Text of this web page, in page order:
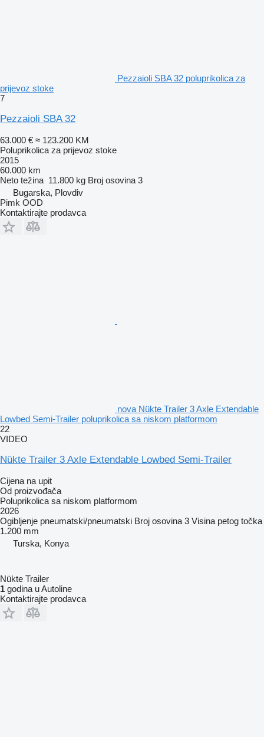
Pezzaioli SBA 32 poluprikolica za
prijevoz stoke
7
Pezzaioli SBA 32
63.000 € ≈ 123.200 KM
Poluprikolica za prijevoz stoke
2015
60.000 km
Neto težina 11.800 kg Broj osovina 3
Bugarska, Plovdiv
Pimk OOD
Kontaktirajte prodavca
nova Nükte Trailer 3 Axle Extendable
Lowbed Semi-Trailer poluprikolica sa niskom platformom
22
VIDEO
Nükte Trailer 3 Axle Extendable Lowbed Semi-Trailer
Cijena na upit
Od proizvođača
Poluprikolica sa niskom platformom
2026
Ogibljenje pneumatski/pneumatski Broj osovina 3 Visina petog točka
1.200 mm
Turska, Konya
Nükte Trailer
1 godina u Autoline
Kontaktirajte prodavca